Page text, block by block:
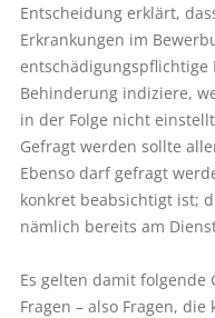
Entscheidung erklärt,
Erkrankungen im
Behinderung indiziere,
in der Folge nicht
Gefragt werden sollte
Ebenso darf gefragt
konkret beabsichtigt ist;
nämlich bereits am
Es gelten damit folgende
Fragen – also Fragen,